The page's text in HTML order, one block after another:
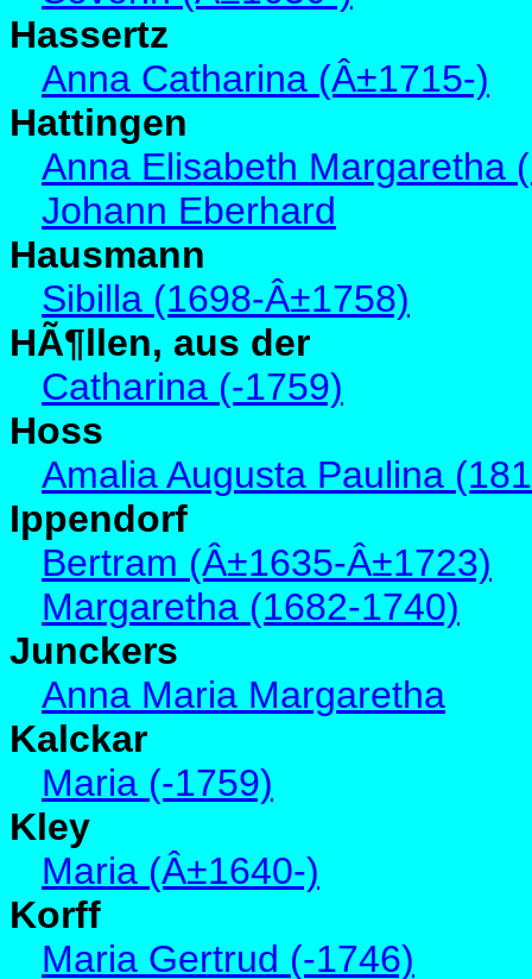
Hassertz
Anna Catharina (Â±1715-)
Hattingen
Anna Elisabeth Margaretha
Johann Eberhard
Hausmann
Sibilla (1698-Â±1758)
HÃ¶llen, aus der
Catharina (-1759)
Hoss
Amalia Augusta Paulina
Ippendorf
Bertram (Â±1635-Â±1723)
Margaretha (1682-1740)
Junckers
Anna Maria Margaretha
Kalckar
Maria (-1759)
Kley
Maria (Â±1640-)
Korff
Maria Gertrud (-1746)